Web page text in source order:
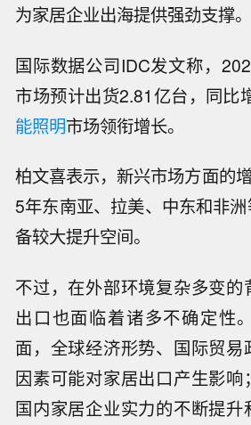
为家居企业出海提供强劲支撑。
国际数据公司IDC发文称，
市场预计出货2.81亿台，同比
能照明市场领衔增长。
柏文喜表示，新兴市场方面的
5年东南亚、拉美、中东和非
备较大提升空间。
不过，在外部环境复杂多变
出口也面临着诸多不确定性
面，全球经济形势、国际贸
因素可能对家居出口产生影响
国内家居企业实力的不断提升